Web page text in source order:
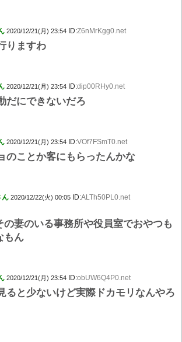
2020/12/21(月) 23:54 ID:Z6nMrKgg0.net
りますわ
2020/12/21(月) 23:54 ID:dip00RHy0.net
だにできないだろ
2020/12/21(月) 23:54 ID:VOf7FSmT0.net
のことか客にもらったんかな
ん 2020/12/22(火) 00:05 ID:ALTh50PL0.net
の妻のいる事務所や役員室でおやつも
もん
2020/12/21(月) 23:54 ID:obUW6Q4P0.net
ると少ないけど実際ドカモリなんやろ